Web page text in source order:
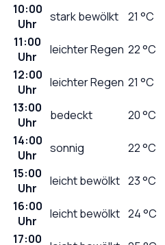
10:00
Uhr
stark bewölkt 21 °C
11:00
Uhr
leichter Regen 22°C
12:00
Uhr
leichter Regen 21 °C
13:00
Uhr
bedeckt 20°C
14:00
Uhr
sonnig 22°C
15:00
Uhr
leicht bewölkt 23°C
16:00
Uhr
leicht bewölkt 24°C
17:00